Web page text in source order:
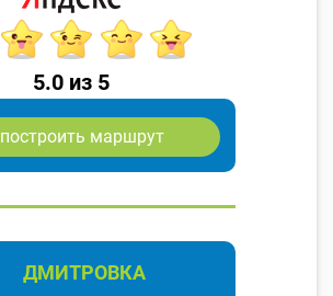
5.0 из 5
построить маршрут
ДМИТРОВКА